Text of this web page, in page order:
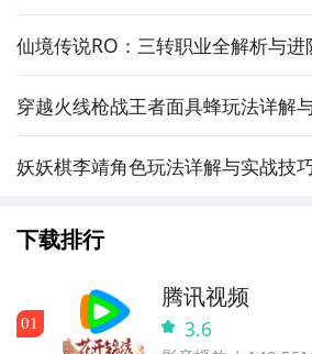
仙境传说RO：三转职业全解析与进
穿越火线枪战王者面具蜂玩法详解
妖妖棋李靖角色玩法详解与实战技
下载排行
01
腾讯视频
3.6